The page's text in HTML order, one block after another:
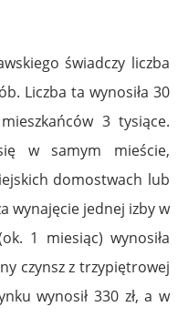
świadczy liczba
Liczba ta wynosiła 30
3 tysiące.
w samym mieście,
domostwach lub
wynajęcie jednej izby w
1 miesiąc) wynosiła
czynsz z trzypiętrowej
wynosił 330 zł, a w